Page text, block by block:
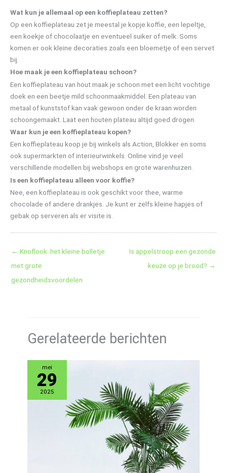
Wat kun je allemaal op een koffieplateau zetten?
Op een koffieplateau zet je meestal je kopje koffie, een lepeltje,
een koekje of chocolaatje en eventueel suiker of melk. Soms
komen er ook kleine decoraties zoals een bloemetje of een servet
bij.
Hoe maak je een koffieplateau schoon?
Een koffieplateau van hout maak je schoon met een licht vochtige
doek en een beetje mild schoonmaakmiddel. Een plateau van
metaal of kunststof kan vaak gewoon onder de kraan worden
schoongemaakt. Laat een houten plateau altijd goed drogen.
Waar kun je een koffieplateau kopen?
Een koffieplateau koop je bij winkels als Action, Blokker en soms
ook supermarkten of interieurwinkels. Online vind je veel
verschillende modellen bij webshops en grote warenhuizen.
Is een koffieplateau alleen voor koffie?
Nee, een koffieplateau is ook geschikt voor thee, warme
chocolade of andere drankjes. Je kunt er zelfs kleine hapjes of
gebak op serveren als er visite is.
← Knoflook: het kleine bolletje
met grote
gezondheidsvoordelen
Is appelstroop een gezonde
keuze op je brood? →
Gerelateerde berichten
mei
29
2025